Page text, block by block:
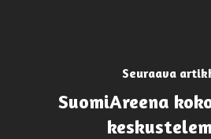
Seuraava
SuomiAreena